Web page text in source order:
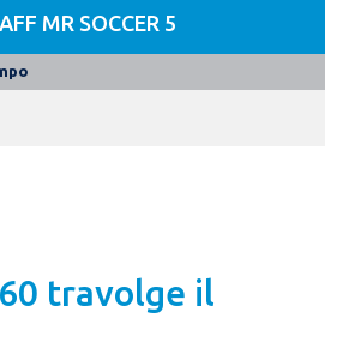
MR SOCCER 5
travolge il